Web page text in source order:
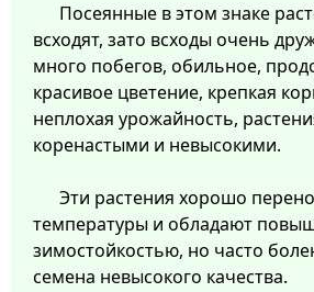
Посеянные в этом знаке
всходят, зато всходы очень
много побегов, обильное,
красивое цветение, крепкая
неплохая урожайность,
коренастыми и невысокими.
Эти растения хорошо
температуры и обладают
зимостойкостью, но часто
семена невысокого качества.